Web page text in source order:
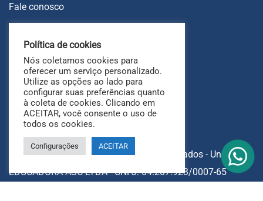
Fale conosco
Ouvidoria
FAQ
Copyright © 2025 Todos os direitos reservados - UniAri.
EDUCADORA ASC LTDA - CNPJ: 04.207.923/0007-65
Política de cookies
Nós coletamos cookies para
oferecer um serviço personalizado.
Utilize as opções ao lado para
configurar suas preferências quanto
à coleta de cookies. Clicando em
ACEITAR, você consente o uso de
todos os cookies.
Configurações ACEITAR